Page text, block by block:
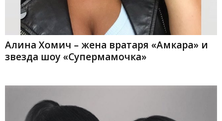
Алина Хомич – жена вратаря «Амкара» и
звезда шоу «Супермамочка»